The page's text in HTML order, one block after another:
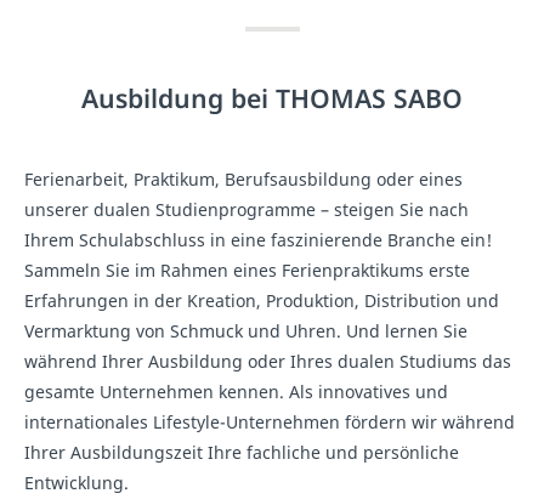
Ausbildung bei THOMAS SABO
Ferienarbeit, Praktikum, Berufsausbildung oder eines
unserer dualen Studienprogramme – steigen Sie nach
Ihrem Schulabschluss in eine faszinierende Branche ein!
Sammeln Sie im Rahmen eines Ferienpraktikums erste
Erfahrungen in der Kreation, Produktion, Distribution und
Vermarktung von Schmuck und Uhren. Und lernen Sie
während Ihrer Ausbildung oder Ihres dualen Studiums das
gesamte Unternehmen kennen. Als innovatives und
internationales Lifestyle-Unternehmen fördern wir während
Ihrer Ausbildungszeit Ihre fachliche und persönliche
Entwicklung.